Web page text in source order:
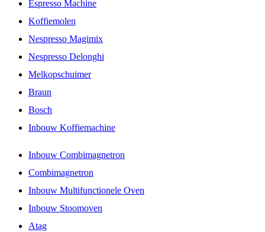
Espresso Machine
Koffiemolen
Nespresso Magimix
Nespresso Delonghi
Melkopschuimer
Braun
Bosch
Inbouw Koffiemachine
Inbouw Combimagnetron
Combimagnetron
Inbouw Multifunctionele Oven
Inbouw Stoomoven
Atag